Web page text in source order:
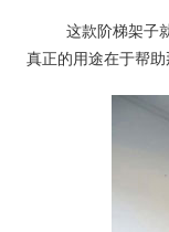
这款阶梯架子
真正的用途在于帮助